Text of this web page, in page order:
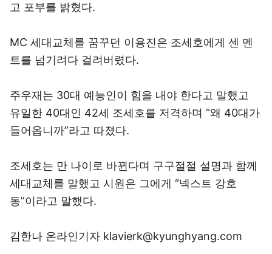
고 포부를 밝혔다.
MC 세대교체를 꿈꾸던 이용진은 조세호에게 센 멘
트를 넘기려다 걸려버렸다.
주우재는 30대 예능인이 힘을 내야 한다고 말했고
유일한 40대인 42세 조세호를 저격하며 “왜 40대가
들어옵니까”라고 따졌다.
조세호는 만 나이로 바뀐다며 구구절절 설명과 함께
세대교체를 말했고 시원은 그에게 “넥스트 강호
동”이라고 말했다.
김한나 온라인기자 klavierk@kyunghyang.com